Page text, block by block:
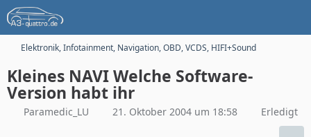
Elektronik, Infotainment, Navigation, OBD, VCDS, HIFI+Sound
Kleines NAVI Welche Software-
Version habt ihr
Paramedic_LU 21. Oktober 2004 um 18:58 Erledigt